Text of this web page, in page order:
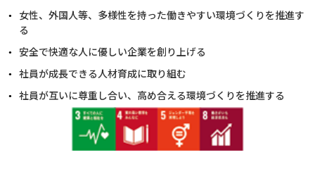
女性、外国人等、多様性を持った働きやすい環境づくりを推進す
る
安全で快適な人に優しい企業を創り上げる
社員が成長できる人材育成に取り組む
社員が互いに尊重し合い、高め合える環境づくりを推進する